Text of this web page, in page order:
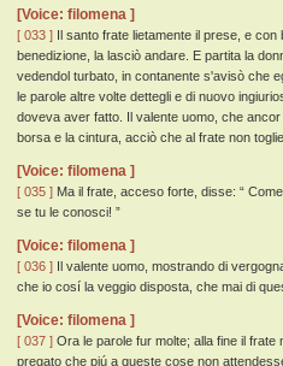
[Voice: filomena ]
[ 033 ] Il santo frate lietamente il prese, e
benedizione, la lasciò andare. E partita la
vedendol turbato, in contanente s'avisò che
le parole altre volte dettegli e di nuovo
doveva aver fatto. Il valente uomo, che
borsa e la cintura, acciò che al frate non
[Voice: filomena ]
[ 035 ] Ma il frate, acceso forte, disse: “
se tu le conosci! ”
[Voice: filomena ]
[ 036 ] Il valente uomo, mostrando di
che io cosí la veggio disposta, che mai di
[Voice: filomena ]
[ 037 ] Ora le parole fur molte; alla fine il
pregato che piú a queste cose non